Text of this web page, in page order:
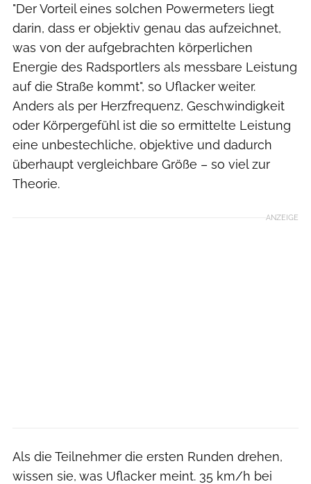
"Der Vorteil eines solchen Powermeters liegt
darin, dass er objektiv genau das aufzeichnet,
was von der aufgebrachten körperlichen
Energie des Radsportlers als messbare Leistung
auf die Straße kommt", so Uflacker weiter.
Anders als per Herzfrequenz, Geschwindigkeit
oder Körpergefühl ist die so ermittelte Leistung
eine unbestechliche, objektive und dadurch
überhaupt vergleichbare Größe – so viel zur
Theorie.
ANZEIGE
Als die Teilnehmer die ersten Runden drehen,
wissen sie, was Uflacker meint. 35 km/h bei